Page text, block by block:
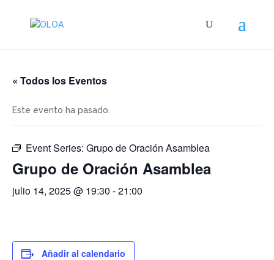
« Todos los Eventos
Este evento ha pasado.
Event Series: Grupo de Oración Asamblea
Grupo de Oración Asamblea
julio 14, 2025 @ 19:30 -21:00
Añadir al calendario